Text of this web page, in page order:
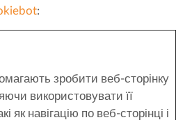
:
зробити веб-сторінку
використовувати її
як навігацію по веб-сторінці і